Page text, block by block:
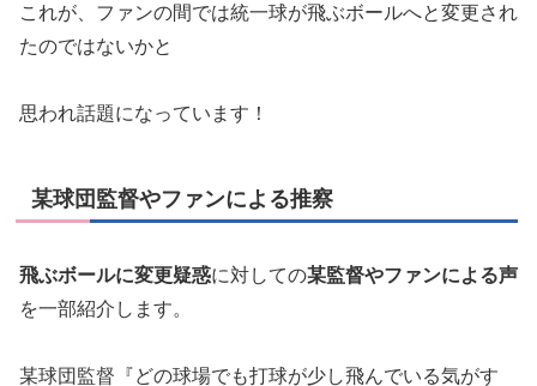
これが、ファンの間では統一球が飛ぶボールへと変更され
たのではないかと
思われ話題になっています！
某球団監督やファンによる推察
飛ぶボールに変更疑惑に対しての某監督やファンによる声
を一部紹介します。
某球団監督『どの球場でも打球が少し飛んでいる気がす